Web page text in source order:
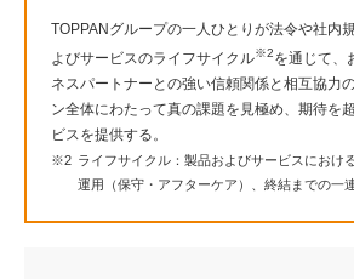
TOPPANグループの一人ひとりが法令や社内
よびサービスのライフサイクル※2を通じて、
ネスパートナーとの強い信頼関係と相互協力
ン全体にわたって真の課題を見極め、期待を
ビスを提供する。
※2 ライフサイクル：製品およびサービスにおけ
運用（保守・アフターケア）、終結までの一